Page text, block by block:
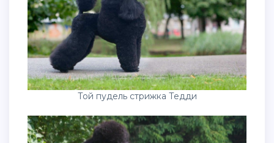
Той пудель стрижка Тедди